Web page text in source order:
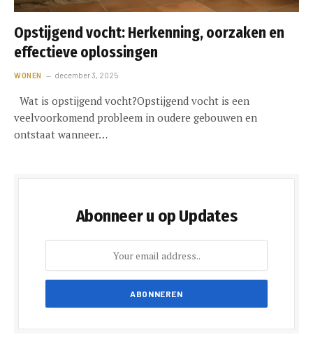
Opstijgend vocht: Herkenning, oorzaken en
effectieve oplossingen
WONEN december 3, 2025
Wat is opstijgend vocht?Opstijgend vocht is een
veelvoorkomend probleem in oudere gebouwen en
ontstaat wanneer…
Abonneer u op Updates